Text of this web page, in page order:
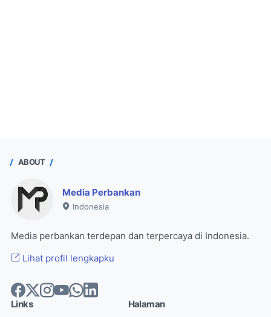
ABOUT
Media Perbankan
Indonesia
Media perbankan terdepan dan terpercaya di Indonesia.
Lihat profil lengkapku
Links Halaman